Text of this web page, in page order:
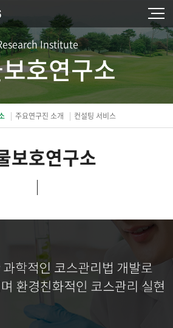
Institute
호연구소
주요연구진 소개 컨설팅 서비스
보호연구소